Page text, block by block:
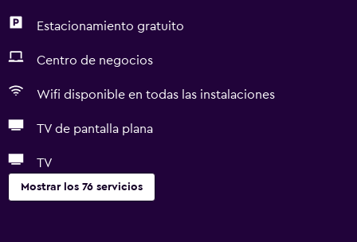
Estacionamiento gratuito
Centro de negocios
Wifi disponible en todas las instalaciones
TV de pantalla plana
TV
Mostrar los 76 servicios